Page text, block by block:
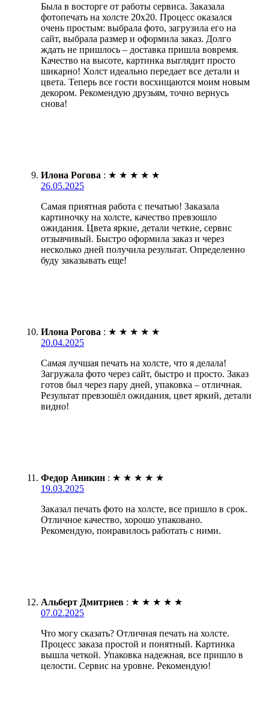
Была в восторге от работы сервиса. Заказала
фотопечать на холсте 20х20. Процесс оказался
очень простым: выбрала фото, загрузила его на
сайт, выбрала размер и оформила заказ. Долго
ждать не пришлось – доставка пришла вовремя.
Качество на высоте, картинка выглядит просто
шикарно! Холст идеально передает все детали и
цвета. Теперь все гости восхищаются моим новым
декором. Рекомендую друзьям, точно вернусь
снова!
Илона Рогова : ★ ★ ★ ★ ★
26.05.2025
Самая приятная работа с печатью! Заказала
картиночку на холсте, качество превзошло
ожидания. Цвета яркие, детали четкие, сервис
отзывчивый. Быстро оформила заказ и через
несколько дней получила результат. Определенно
буду заказывать еще!
Илона Рогова : ★ ★ ★ ★ ★
20.04.2025
Самая лучшая печать на холсте, что я делала!
Загружала фото через сайт, быстро и просто. Заказ
готов был через пару дней, упаковка – отличная.
Результат превзошёл ожидания, цвет яркий, детали
видно!
Федор Аникин : ★ ★ ★ ★ ★
19.03.2025
Заказал печать фото на холсте, все пришло в срок.
Отличное качество, хорошо упаковано.
Рекомендую, понравилось работать с ними.
Альберт Дмитриев : ★ ★ ★ ★ ★
07.02.2025
Что могу сказать? Отличная печать на холсте.
Процесс заказа простой и понятный. Картинка
вышла четкой. Упаковка надежная, все пришло в
целости. Сервис на уровне. Рекомендую!